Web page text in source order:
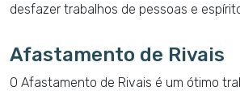
desfazer trabalhos de pessoas e
Afastamento de Rivais
O Afastamento de Rivais é um ótimo